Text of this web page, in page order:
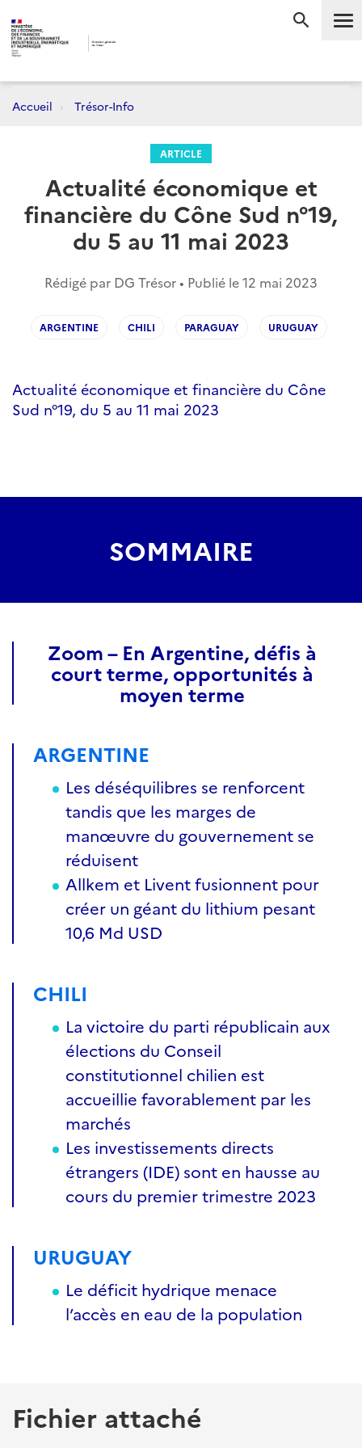
Accueil Trésor-Info
ARTICLE
Actualité économique et
financière du Cône Sud n°19,
du 5 au 11 mai 2023
Rédigé par DG Trésor • Publié le12 mai 2023
ARGENTINE CHILI PARAGUAY URUGUAY
Actualité économique et financière du Cône
Sud n°19, du 5 au 11 mai 2023
SOMMAIRE
Zoom – En Argentine, défis à
court terme, opportunités à
moyen terme
ARGENTINE
Les déséquilibres se renforcent
tandis que les marges de
manœuvre du gouvernement se
réduisent
Allkem et Livent fusionnent pour
créer un géant du lithium pesant
10,6 Md USD
CHILI
La victoire du parti républicain aux
élections du Conseil
constitutionnel chilien est
accueillie favorablement par les
marchés
Les investissements directs
étrangers (IDE) sont en hausse au
cours du premier trimestre 2023
URUGUAY
Le déficit hydrique menace
l’accès en eau de la population
Fichier attaché